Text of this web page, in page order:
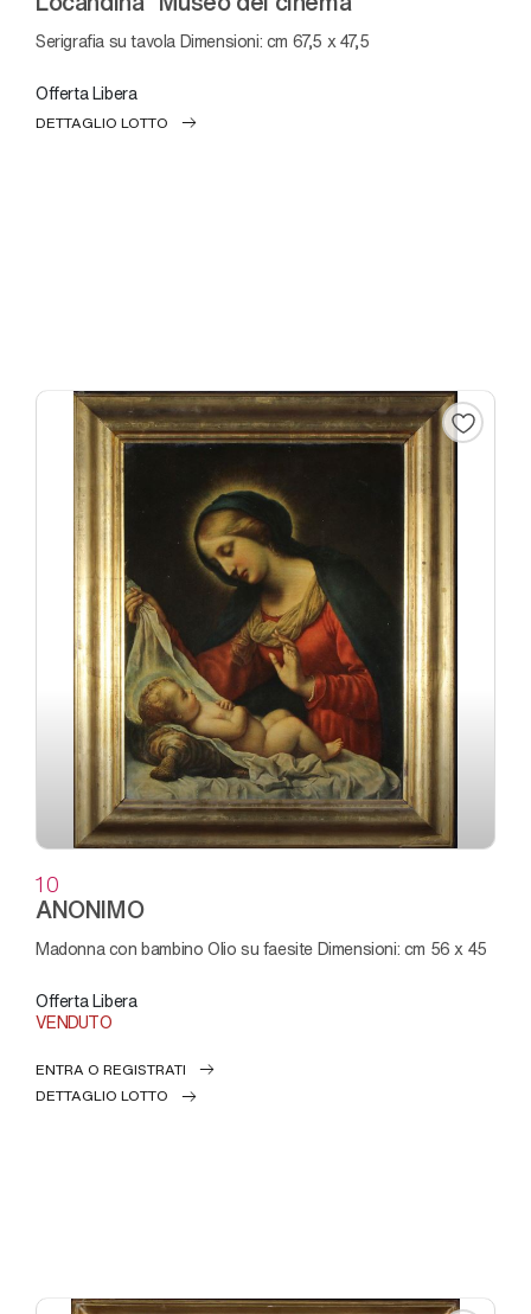
Serigrafia su tavola Dimensioni: cm 67,5 x 47,5
Offerta Libera
DETTAGLIO LOTTO
10
ANONIMO
Madonna con bambino Olio su faesite Dimensioni: cm 56 x 45
Offerta Libera
VENDUTO
ENTRA O REGISTRATI
DETTAGLIO LOTTO